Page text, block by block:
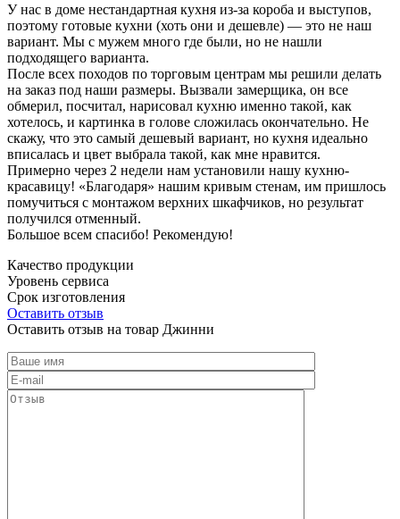
У нас в доме нестандартная кухня из-за короба и выступов,
поэтому готовые кухни (хоть они и дешевле) — это не наш
вариант. Мы с мужем много где были, но не нашли
подходящего варианта.
После всех походов по торговым центрам мы решили делать
на заказ под наши размеры. Вызвали замерщика, он все
обмерил, посчитал, нарисовал кухню именно такой, как
хотелось, и картинка в голове сложилась окончательно. Не
скажу, что это самый дешевый вариант, но кухня идеально
вписалась и цвет выбрала такой, как мне нравится.
Примерно через 2 недели нам установили нашу кухню-
красавицу! «Благодаря» нашим кривым стенам, им пришлось
помучиться с монтажом верхних шкафчиков, но результат
получился отменный.
Большое всем спасибо! Рекомендую!
Качество продукции
Уровень сервиса
Срок изготовления
Оставить отзыв
Оставить отзыв на товар Джинни